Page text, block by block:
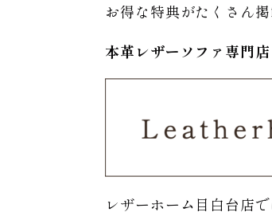
お得な特典がたくさん掲
本革レザーソファ専門
レザーホーム目白台店